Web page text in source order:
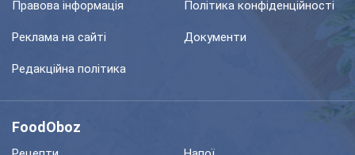
Правова інформація Політика конфіденційності
Реклама на сайті Документи
Редакційна політика
FoodOboz